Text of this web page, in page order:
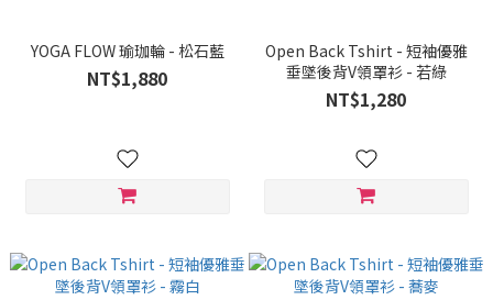
YOGA FLOW 瑜珈輪 - 松石藍
NT$1,880
Open Back Tshirt - 短袖優雅
垂墜後背V領罩衫 - 若綠
NT$1,280